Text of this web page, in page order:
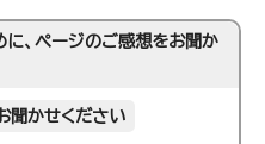
に、ページのご感想をお聞か
聞かせください